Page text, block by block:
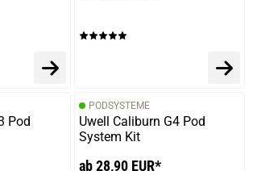
erfolgte ohne Abgabe eines Kommentars
Pod
PODSYSTEME
Uwell Caliburn G4 Pod
System Kit
ab 28,90 EUR*